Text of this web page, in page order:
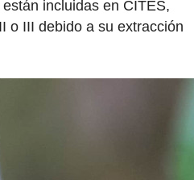
incluidas en CITES,
o III debido a su extracción